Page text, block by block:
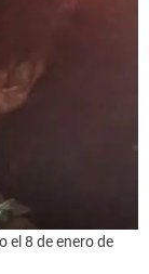
el 8 de enero de